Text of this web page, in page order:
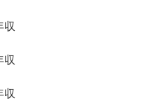
収
収
収